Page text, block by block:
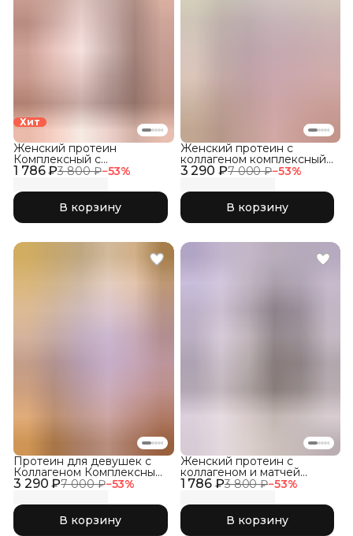
Хит
1 786 ₽3 800 ₽−53%
Женский протеин
Комплексный с
коллагеном и розовой
В корзину
3 290 ₽7 000 ₽−53%
Женский протеин с
коллагеном комплексный
1800, Банан с клубникой
В корзину
3 290 ₽7 000 ₽−53%
Протеин для девушек с
Коллагеном Комплексный
1800, Соленая Карамель
В корзину
1 786 ₽3 800 ₽−53%
Женский протеин с
коллагеном и матчей
комплексный, Лаванда и
В корзину